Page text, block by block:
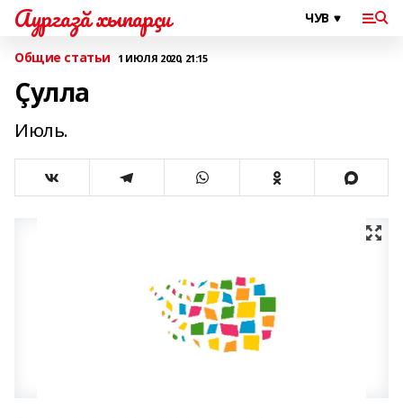
Аургазă хыпарçи
Общие статьи 1 ИЮЛЯ 2020, 21:15
Çулла
Июль.